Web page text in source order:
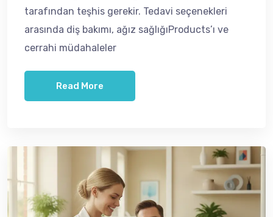
tarafından teşhis gerekir. Tedavi seçenekleri
arasında diş bakımı, ağız sağlığıProducts’ı ve
cerrahi müdahaleler
Read More